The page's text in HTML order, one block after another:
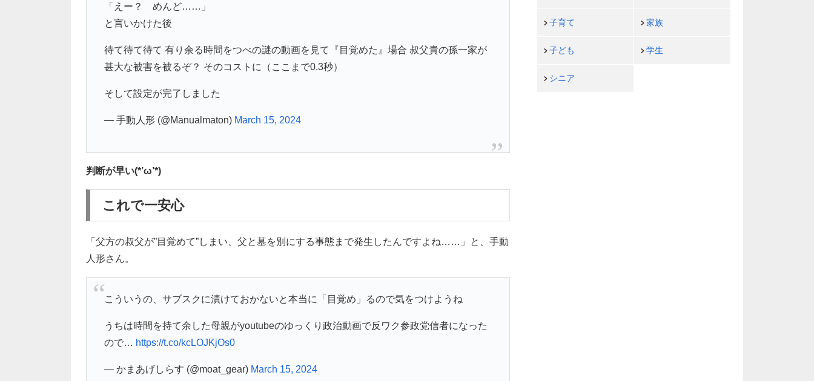
「えー？ めんど……」
と言いかけた後
待て待て待て 有り余る時間をつべの謎の動画を見て『目覚めた』場合 叔父貴の孫一家が
甚大な被害を被るぞ？ そのコストに（ここまで0.3秒）
そして設定が完了しました
— 手動人形 (@Manualmaton) March 15, 2024
判断が早い(*’ω’*)
これで一安心
「父方の叔父が”目覚めて”しまい、父と墓を別にする事態まで発生したんですよね……」と、手動
人形さん。
こういうの、サブスクに漬けておかないと本当に「目覚め」るので気をつけようね
うちは時間を持て余した母親がyoutubeのゆっくり政治動画で反ワク参政党信者になった
ので… https://t.co/kcLOJKjOs0
— かまあげしらす (@moat_gear) March 15, 2024
子育て 家族
子ども 学生
シニア